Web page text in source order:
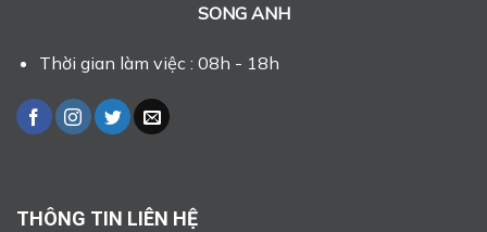
SONG ANH
Thời gian làm việc : 08h - 18h
THÔNG TIN LIÊN HỆ